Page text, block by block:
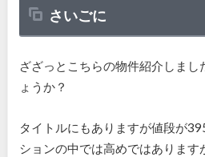
さいごに
ざざっとこちらの物件紹介しまし
ょうか？
タイトルにもありますが値段が
ションの中では高めではあります